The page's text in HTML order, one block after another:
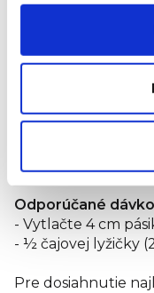
Analytické zložky:
– Hrubý tuk: 4 %
– Hrubá vláknina: 1 %
30 dní starostlivosti
Odporúčané
- Vytlačte 4 cm
- ½ čajovej lyžičky
Pre dosiahnutie